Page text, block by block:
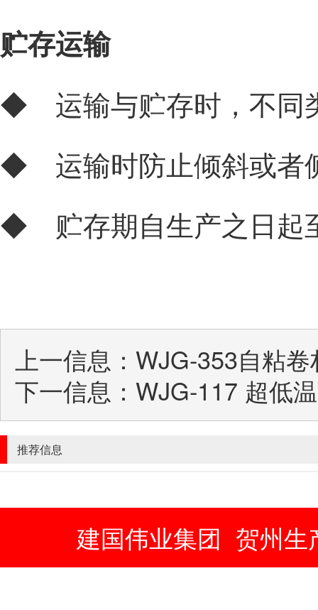
贮存运输
◆ 运输与贮存时，不同
◆ 运输时防止倾斜或者
◆ 贮存期自生产之日起
上一信息： WJG-353自粘
下一信息： WJG-117 超低
推荐信息
建国伟业集团 贺州